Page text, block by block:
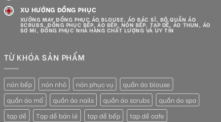
XU HƯỚNG ĐỒNG PHỤC
XƯỞNG MAY ĐỒNG PHỤC ÁO BLOUSE, ÁO BÁC SĨ, BỘ QUẦN ÁO
SCRUBS, ĐỒNG PHỤC BẾP, ÁO BẾP, NÓN BẾP, TẠP DỀ, ÁO THUN, ÁO
SƠ MI, ĐỒNG PHỤC NHÀ HÀNG CHẤT LƯỢNG VÀ UY TÍN
TỪ KHÓA SẢN PHẨM
nón bếp nón nhỏ nón phục vụ
quần áo blouse
quần áo mổ
quần áo nails quần áo scrubs
quần áo spa
tạp dề
Tạp dề bán lẻ tạp dề bếp
tạp dề cafe